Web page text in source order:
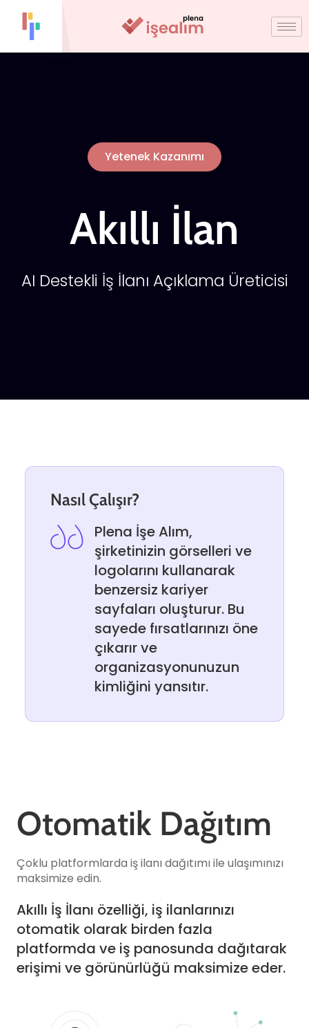
Yetenek Kazanımı
Akıllı İlan
AI Destekli İş İlanı Açıklama Üreticisi
Nasıl Çalışır?
Plena İşe Alım,
şirketinizin görselleri ve
logolarını kullanarak
benzersiz kariyer
sayfaları oluşturur. Bu
sayede fırsatlarınızı öne
çıkarır ve
organizasyonunuzun
kimliğini yansıtır.
Otomatik Dağıtım
Çoklu platformlarda iş ilanı dağıtımı ile ulaşımınızı
maksimize edin.
Akıllı İş İlanı özelliği, iş ilanlarınızı
otomatik olarak birden fazla
platformda ve iş panosunda dağıtarak
erişimi ve görünürlüğü maksimize eder.